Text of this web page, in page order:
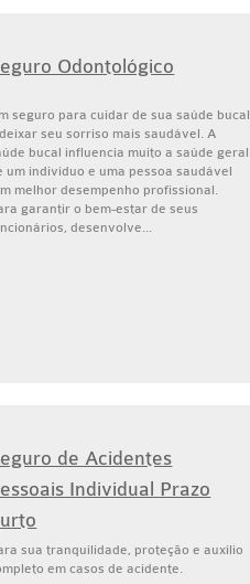
Odontológico
seguro para cuidar de sua saúde bucal
seu sorriso mais saudável. A
bucal influencia muito a saúde geral
um indivíduo e uma pessoa saudável
melhor desempenho profissional.
garantir o bem-estar de seus
desenvolve...
de Acidentes
Individual Prazo
sua tranquilidade, proteção e auxílio
em casos de acidente.